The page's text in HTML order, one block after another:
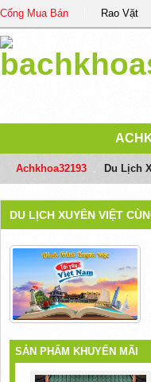
Cổng Mua Bán Rao Vặt
Achkhoa32193 Du Lịch
DU LỊCH XUYÊN VIỆT
SẢN PHẨM KHUYẾN MÃI